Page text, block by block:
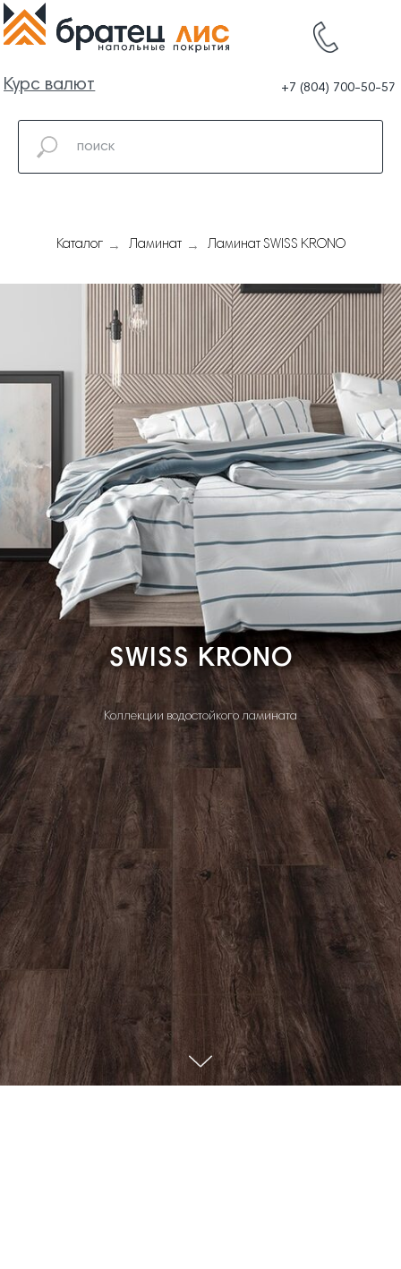
Каталог → Ламинат → Ламинат SWISS KRONO
SWISS KRONO
Коллекции водостойкого ламината